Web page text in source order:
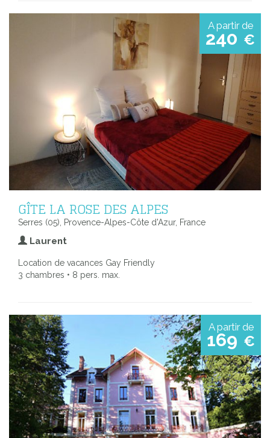
A partir de
240 €
GÎTE LA ROSE DES ALPES
Serres (05), Provence-Alpes-Côte d'Azur, France
Laurent
Location de vacances Gay Friendly
3 chambres • 8 pers. max.
A partir de
169 €